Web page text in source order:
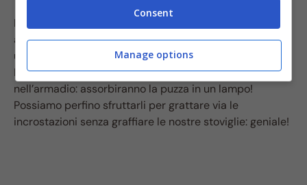
Infine, non dimentichiamoci dei fondi di caffè. Invece di
acquistare profumatori per ambienti, candele e simili,
usiamoli per
eliminare il cattivo odore in casa
Raccogliamoli in una ciotola e mettiamoli in frigo o
nell’armadio: assorbiranno la puzza in un lampo!
Possiamo perfino sfruttarli per grattare via le
incrostazioni senza graffiare le nostre stoviglie: geniale!
Consent
Manage options